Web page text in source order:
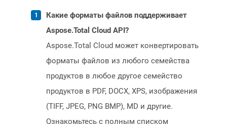
Какие форматы файлов поддерживает
Aspose.Total Cloud API?
Aspose.Total Cloud может конвертировать
форматы файлов из любого семейства
продуктов в любое другое семейство
продуктов в PDF, DOCX, XPS, изображения
(TIFF, JPEG, PNG BMP), MD и другие.
Ознакомьтесь с полным списком